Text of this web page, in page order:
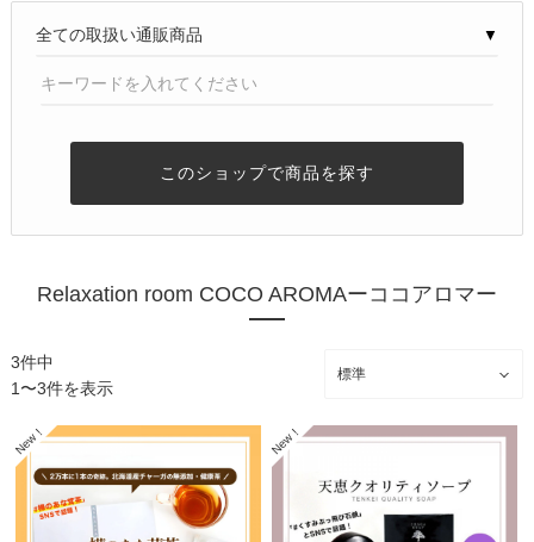
▼
このショップで商品を探す
Relaxation room COCO AROMAーココアロマー
3件中
1〜3件を表示